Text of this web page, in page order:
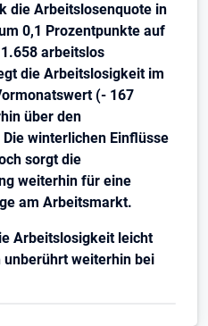
die Arbeitslosenquote in
0,1 Prozentpunkte auf
arbeitslos
die Arbeitslosigkeit im
(- 167
über den
winterlichen Einflüsse
sorgt die
weiterhin für eine
am Arbeitsmarkt.
Arbeitslosigkeit leicht
unberührt weiterhin bei